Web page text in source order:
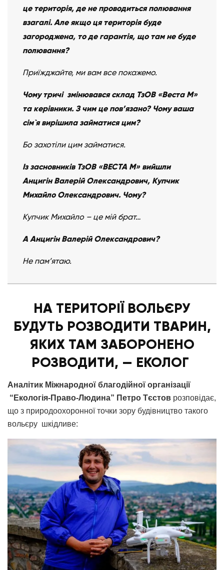
це територія, де не проводиться полювання
взагалі. Але якщо ця територія буде
загороджена, то де гарантія, що там не буде
полювання?
Приїжджайте, ми вам все покажемо.
Чому тричі змінювався склад ТзОВ «Веста М»
та керівники. З чим це пов’язано? Чому ваша
сім`я вирішила займатися цим?
Бо захотіли цим займатися.
Із засновників ТзОВ «ВЕСТА М» вийшли
Анцигін Валерій Олександрович, Купчик
Михайло Олександрович. Чому?
Купчик Михайло – це мій брат…
А Анцигін Валерій Олександрович?
Не пам’ятаю.
НА ТЕРИТОРІЇ ВОЛЬЄРУ
БУДУТЬ РОЗВОДИТИ ТВАРИН,
ЯКИХ ТАМ ЗАБОРОНЕНО
РОЗВОДИТИ, — ЕКОЛОГ
Аналітик Міжнародної благодійної організації
“Екологія-Право-Людина” Петро Тєстов розповідає,
що з природоохоронної точки зору будівництво такого
вольєру шкідливе: